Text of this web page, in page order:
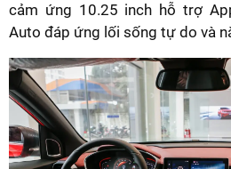
cảm ứng 10.25 inch hỗ trợ
Auto đáp ứng lối sống tự do và